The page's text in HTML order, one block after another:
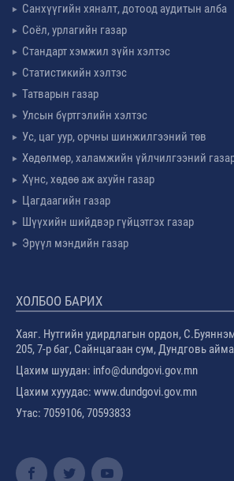
Санхүүгийн хяналт, дотоод аудитын алба
Соёл, урлагийн газар
Стандарт хэмжил зүйн хэлтэс
Статистикийн хэлтэс
Татварын газар
Улсын бүртгэлийн хэлтэс
Ус, цаг уур, орчны шинжилгээний төв
Хөдөлмөр, халамжийн үйлчилгээний
Хүнс, хөдөө аж ахуйн газар
Цагдаагийн газар
Шүүхийн шийдвэр гүйцэтгэх газар
Эрүүл мэндийн газар
ХОЛБОО БАРИХ
Хаяг. Нутгийн удирдлагын ордон,
205, 7-р баг, Сайнцагаан сум, Дундговь
Цахим шуудан: info@dundgovi.gov.mn
Цахим хууудас: www.dundgovi.gov.mn
Утас: 7059106, 70593833